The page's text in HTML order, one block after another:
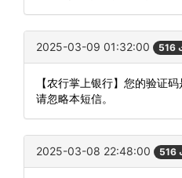
2025-03-09 01:32:00
【农行掌上银行】您的验证
请忽略本短信。
2025-03-08 22:48:00